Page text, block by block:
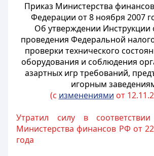
Приказ Министерства
Федерации от 8 ноября 2007
Об утверждении Инструкции
проведения Федеральной
проверки технического
оборудования и соблюдения
азартных игр требований,
игорным
(с изменениями от
Утратил силу в
Министерства финансов РФ от
года